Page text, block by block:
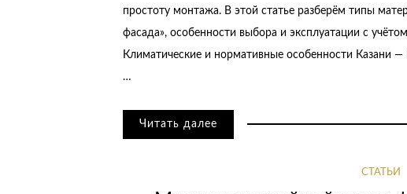
простоту монтажа. В этой статье разберём типы
фасада», особенности выбора и эксплуатации с
Климатические и нормативные особенности Казани
…
Читать далее
СТАТЬИ